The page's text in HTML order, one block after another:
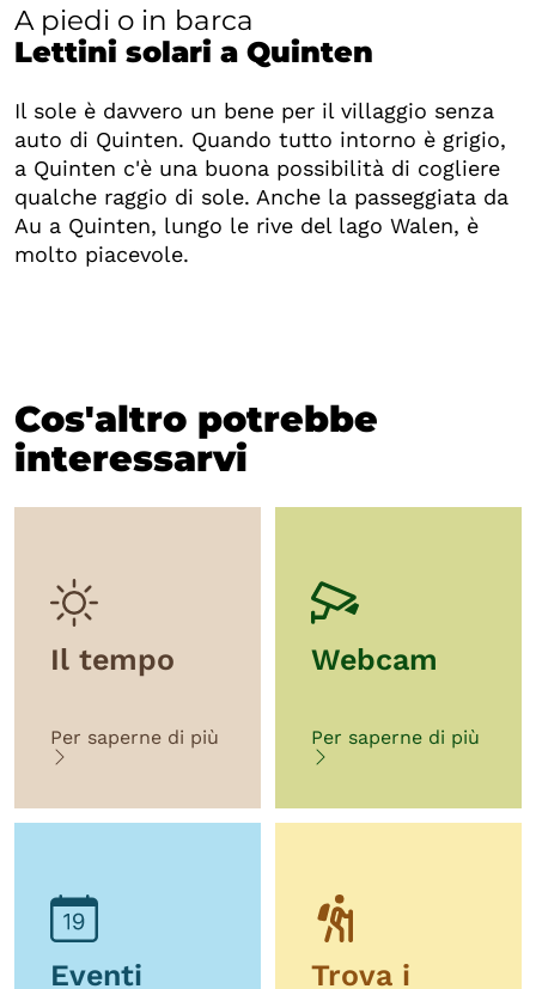
A piedi o in barca
Lettini solari a Quinten
Il sole è davvero un bene per il villaggio senza
auto di Quinten. Quando tutto intorno è grigio,
a Quinten c'è una buona possibilità di cogliere
qualche raggio di sole. Anche la passeggiata da
Au a Quinten, lungo le rive del lago Walen, è
molto piacevole.
Cos'altro potrebbe
interessarvi
Il tempo
Per saperne di più
Webcam
Per saperne di più
Eventi
Trova i